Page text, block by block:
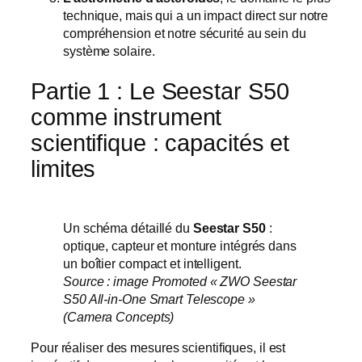
technique, mais qui a un impact direct sur notre
compréhension et notre sécurité au sein du
système solaire.
Partie 1 : Le Seestar S50
comme instrument
scientifique : capacités et
limites
Un schéma détaillé du Seestar S50:
optique, capteur et monture intégrés dans
un boîtier compact et intelligent.
Source : image Promoted « ZWO Seestar
S50 All‑in‑One Smart Telescope »
(Camera Concepts)
Pour réaliser des mesures scientifiques, il est